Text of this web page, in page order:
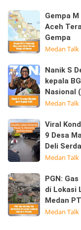
Kepedulian
Sumatera
Utara
Laksanakan
Visitasi
Strategis
di
Gempa
M
5,6
Guncang
Gayo
Lues
Aceh
Terasa
Hingga
di
Medan
Gempa
Gempa
Aceh
Gempa
Medan Talk
Nanik
S
Deyang
Mundur
dari
kepala
BGN
Kepala
Badan
Gizi
Nasional
(BGN) Nanik
Nanik S
kepala
Nasional
Medan Talk
Viral
Kondisi
Jalan
Veteran,
Pasar
9
Desa
Manunggal,
Kec.
Viral
9 Desa
Deli
Medan Talk
PGN:
Gas
Metana
Tak
PGN:
di Lokasi
Medan PT
Medan Talk